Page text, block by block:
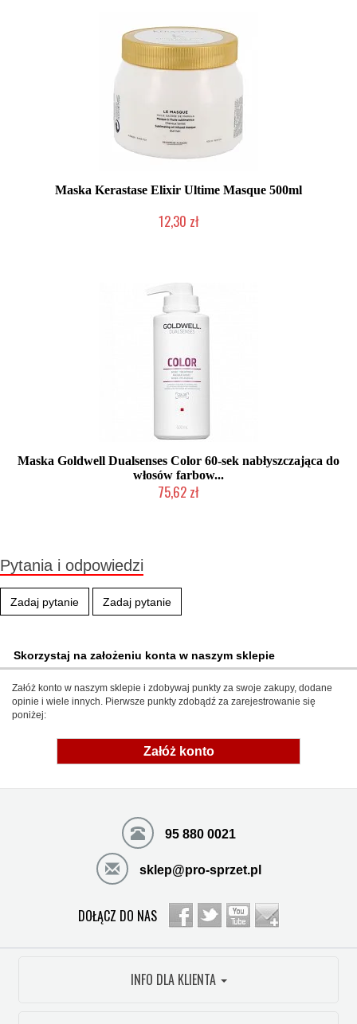
Maska Kerastase Elixir Ultime Masque 500ml
12,30 zł
Maska Goldwell Dualsenses Color 60-sek nabłyszczająca do
włosów farbow...
75,62 zł
Pytania i odpowiedzi
Zadaj pytanie Zadaj pytanie
Skorzystaj na założeniu konta w naszym sklepie
Załóż konto w naszym sklepie i zdobywaj punkty za swoje zakupy, dodane
opinie i wiele innych. Pierwsze punkty zdobądź za zarejestrowanie się
poniżej:
Załóż konto
95 880 0021
sklep@pro-sprzet.pl
DOŁĄCZ DO NAS
INFO DLA KLIENTA